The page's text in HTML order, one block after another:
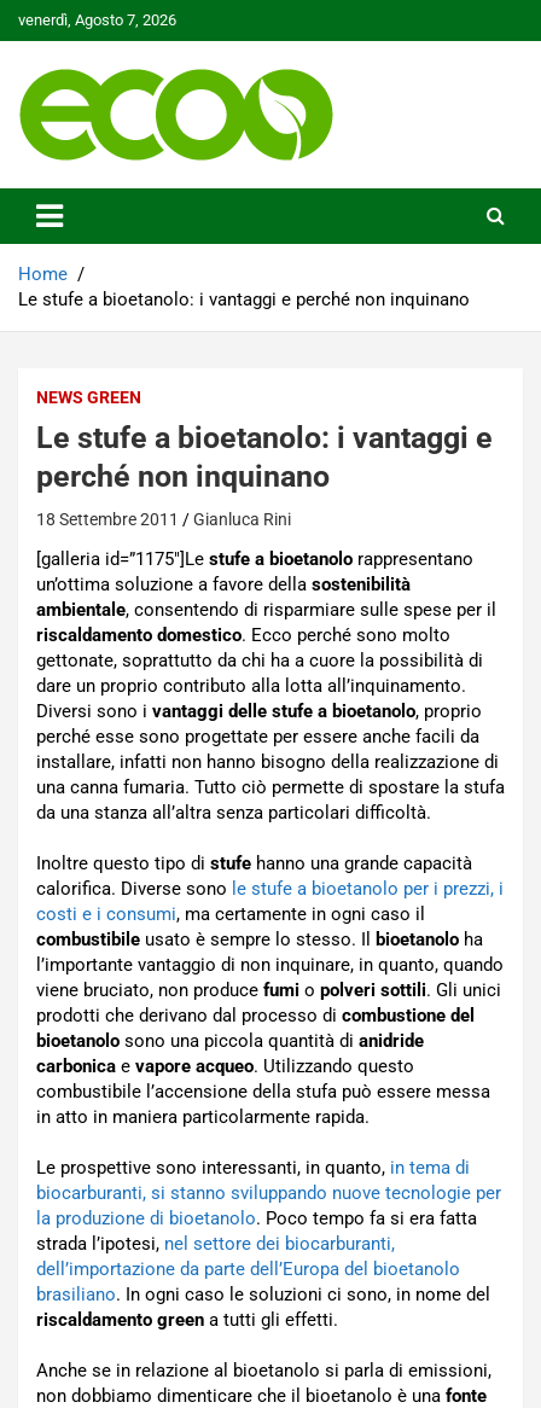
to
venerdì, Agosto 7, 2026
Ecoo.it
Home
Le stufe a bioetanolo: i vantaggi e perché non inquinano
NEWS GREEN
Le stufe a bioetanolo: i vantaggi e
perché non inquinano
18 Settembre 2011 Gianluca Rini
[galleria id=”1175″]Le stufe a bioetanolo rappresentano
un’ottima soluzione a favore della sostenibilità
ambientale, consentendo di risparmiare sulle spese per il
riscaldamento domestico. Ecco perché sono molto
gettonate, soprattutto da chi ha a cuore la possibilità di
dare un proprio contributo alla lotta all’inquinamento.
Diversi sono i vantaggi delle stufe a bioetanolo, proprio
perché esse sono progettate per essere anche facili da
installare, infatti non hanno bisogno della realizzazione di
una canna fumaria. Tutto ciò permette di spostare la stufa
da una stanza all’altra senza particolari difficoltà.
Inoltre questo tipo di stufe hanno una grande capacità
calorifica. Diverse sono le stufe a bioetanolo per i prezzi, i
costi e i consumi, ma certamente in ogni caso il
combustibile usato è sempre lo stesso. Il bioetanolo ha
l’importante vantaggio di non inquinare, in quanto, quando
viene bruciato, non produce fumi o polveri sottili. Gli unici
prodotti che derivano dal processo di combustione del
bioetanolo sono una piccola quantità di anidride
carbonica e vapore acqueo. Utilizzando questo
combustibile l’accensione della stufa può essere messa
in atto in maniera particolarmente rapida.
Le prospettive sono interessanti, in quanto, in tema di
biocarburanti, si stanno sviluppando nuove tecnologie per
la produzione di bioetanolo. Poco tempo fa si era fatta
strada l’ipotesi, nel settore dei biocarburanti,
dell’importazione da parte dell’Europa del bioetanolo
brasiliano. In ogni caso le soluzioni ci sono, in nome del
riscaldamento green a tutti gli effetti.
Anche se in relazione al bioetanolo si parla di emissioni,
non dobbiamo dimenticare che il bioetanolo è una fonte